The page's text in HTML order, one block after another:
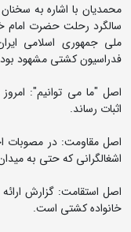
محمدیان با اشاره به
سالگرد رحلت حضرت امام
ملی جمهوری اسلامی
فدراسیون کشتی مشهود
اصل "ما می توانیم":
اثبات رساند.
اصل مقاومت: در مصوبات
اشغالگرانی که حتی به
اصل استقامت: گزارش
خانواده کشتی است.